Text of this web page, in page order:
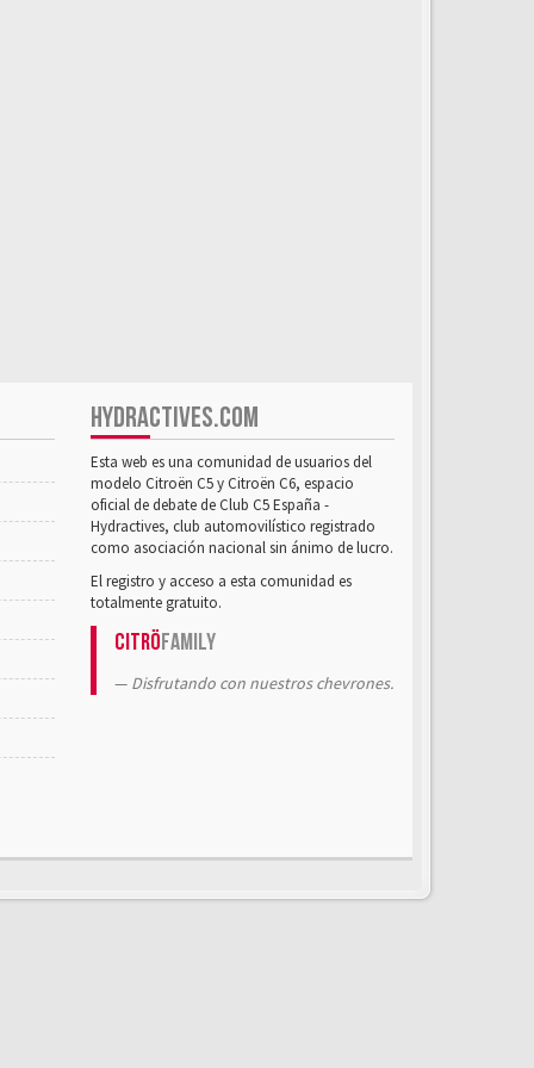
HYDRACTIVES.COM
Esta web es una comunidad de usuarios del
modelo Citroën C5 y Citroën C6, espacio
oficial de debate de Club C5 España -
Hydractives, club automovilístico registrado
como asociación nacional sin ánimo de lucro.
El registro y acceso a esta comunidad es
totalmente gratuito.
CitröFamily
Disfrutando con nuestros chevrones.